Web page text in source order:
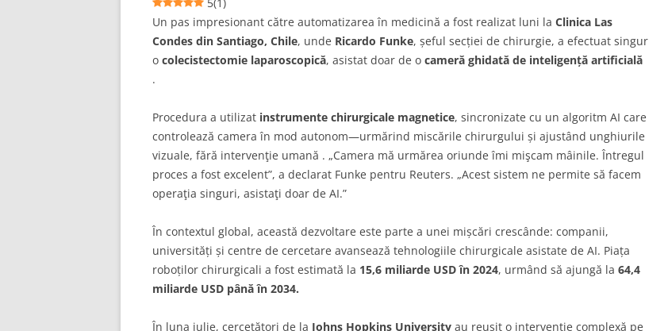
Un pas impresionant către automatizarea în medicină a fost realizat luni la Clinica Las
Condes din Santiago, Chile, unde Ricardo Funke, șeful secției de chirurgie, a efectuat singur
o colecistectomie laparoscopică, asistat doar de o cameră ghidată de inteligență artificială
.
Procedura a utilizat instrumente chirurgicale magnetice, sincronizate cu un algoritm AI care
controlează camera în mod autonom—urmărind miscările chirurgului și ajustând unghiurile
vizuale, fără intervenţie umană . „Camera mă urmărea oriunde îmi mişcam mâinile. Întregul
proces a fost excelent”, a declarat Funke pentru Reuters. „Acest sistem ne permite să facem
operaţia singuri, asistaţi doar de AI.”
În contextul global, această dezvoltare este parte a unei mișcări crescânde: companii,
universități și centre de cercetare avansează tehnologiile chirurgicale asistate de AI. Piața
roboților chirurgicali a fost estimată la 15,6 miliarde USD în 2024, urmând să ajungă la 64,4
miliarde USD până în 2034.
În luna iulie, cercetători de la Johns Hopkins University au reușit o intervenție complexă pe